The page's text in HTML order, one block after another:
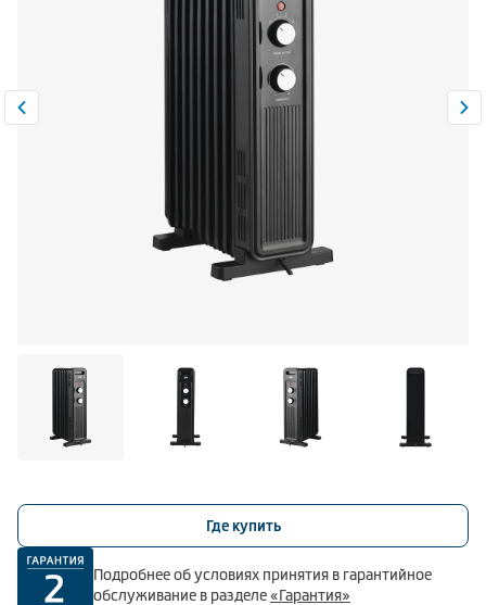
Климатическая техника
Сравнить 0
Где купить
Подробнее об условиях принятия в гарантийное
обслуживание в разделе«Гарантия»